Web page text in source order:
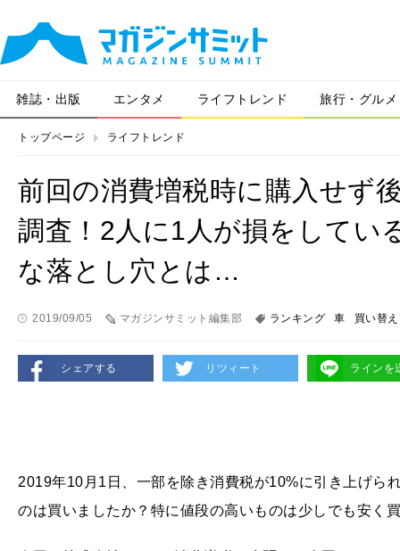
雑誌・出版 エンタメ ライフトレンド 旅行・グルメ
トップページ ライフトレンド
前回の消費増税時に購入せず
調査！2人に1人が損をしてい
な落とし穴とは…
2019/09/05 マガジンサミット編集部 ランキング 車 買い替え
シェアする リツィート ラインを
2019年10月1日、一部を除き消費税が10%に引き上げら
のは買いましたか？特に値段の高いものは少しでも安く